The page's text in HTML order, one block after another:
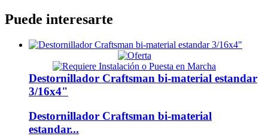
Puede interesarte
Destornillador Craftsman bi-material estandar
3/16x4"
Destornillador Craftsman bi-material
estandar...